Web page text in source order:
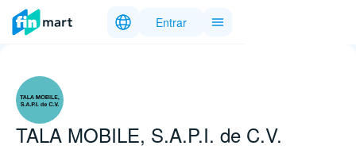
Entrar
TALA MOBILE, S.A.P.I. de C.V.